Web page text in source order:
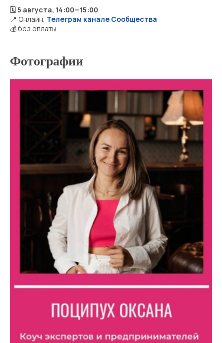
🗓 5 августа, 14:00—15:00
📍 Онлайн, Телеграм канале Сообщества
💰 без оплаты
Фотографии